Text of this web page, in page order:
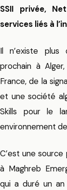
SSII privée,
services liés à
Il n’existe plus
prochain à
France, de la
et une société
Skills pour le
environnement
C’est une
à Maghreb
qui a duré un